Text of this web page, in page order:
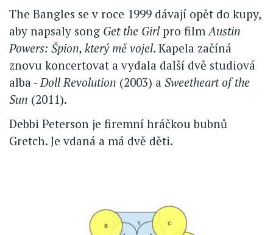
The Bangles se v roce 1999 dávají opět do kupy,
aby napsaly song Get the Girl pro film Austin
Powers: Špion, který mě vojel. Kapela začíná
znovu koncertovat a vydala další dvě studiová
alba - Doll Revolution (2003) a Sweetheart of the
Sun (2011).
Debbi Peterson je firemní hráčkou bubnů
Gretch. Je vdaná a má dvě děti.